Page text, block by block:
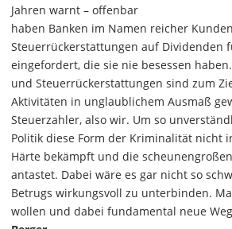
Jahren warnt – offenbar
haben Banken im Namen reicher
Steuerrückerstattungen auf Dividenden
eingefordert, die sie nie besessen
und Steuerrückerstattungen sind zum
Aktivitäten in unglaublichem Ausmaß
Steuerzahler, also wir. Um so
Politik diese Form der Kriminalität nicht
Härte bekämpft und die
antastet. Dabei wäre es gar nicht so
Betrugs wirkungsvoll zu unterbinden.
wollen und dabei fundamental neue